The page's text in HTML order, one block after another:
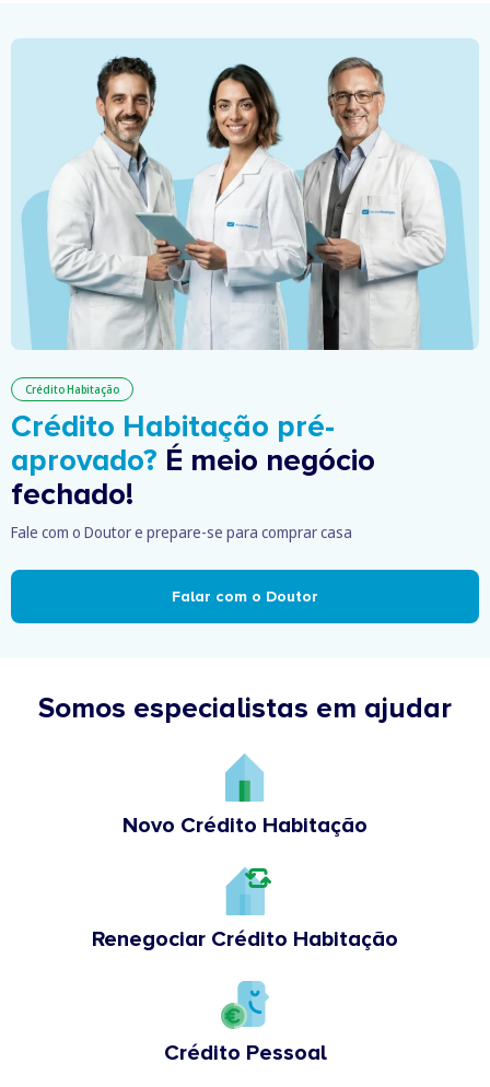
Crédito Habitação
Crédito Habitação pré-
aprovado? É meio negócio
fechado!
Fale com o Doutor e prepare-se para comprar casa
Falar com o Doutor
Somos especialistas em ajudar
Novo Crédito Habitação
Renegociar Crédito Habitação
Crédito Pessoal